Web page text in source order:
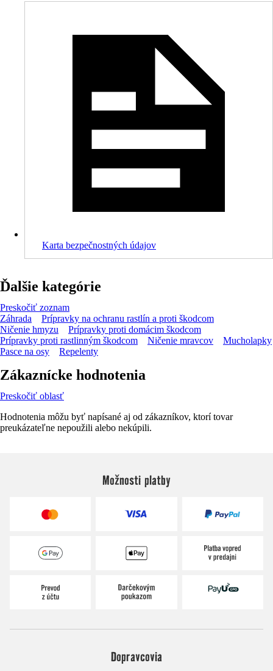
Karta bezpečnostných údajov
Ďalšie kategórie
Preskočiť zoznam
Záhrada
Prípravky na ochranu rastlín a proti škodcom
Ničenie hmyzu
Prípravky proti domácim škodcom
Prípravky proti rastlinným škodcom
Ničenie mravcov
Mucholapky
Pasce na osy
Repelenty
Zákaznícke hodnotenia
Preskočiť oblasť
Hodnotenia môžu byť napísané aj od zákazníkov, ktorí tovar
preukázateľne nepoužili alebo nekúpili.
Možnosti platby
Dopravcovia